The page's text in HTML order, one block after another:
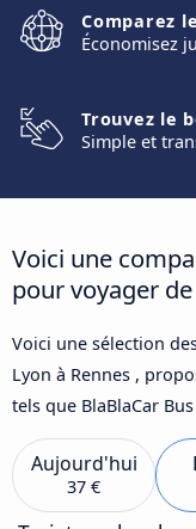
Comparez
Économisez
Trouvez le
Simple et
Voici une
pour voyager
Voici une sélection
Lyon à Rennes ,
tels que BlaBlaCar
Aujourd'hui
37 €